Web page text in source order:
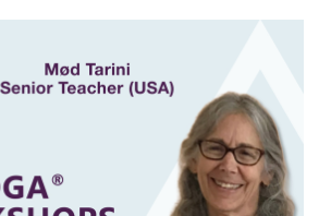
for både unge og ældre.